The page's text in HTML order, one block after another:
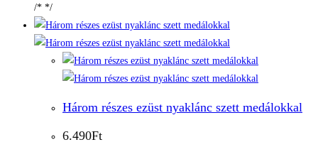
/* */
Három részes ezüst nyaklánc szett medálokkal
6.490Ft